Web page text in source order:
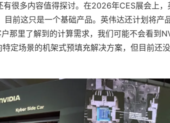
很多内容值得探讨。在2026年CES展会上
前这只是一个基础产品。英伟达还计划将产
那里了解到的计算需求，我们可能不会看到
定场景的机架式预填充解决方案，但目前还